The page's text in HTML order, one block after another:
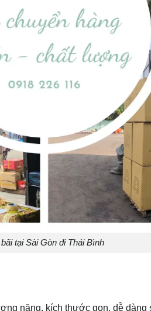
tại Sài Gòn đi Thái Bình
nặng, kích thước gọn, dễ dàng